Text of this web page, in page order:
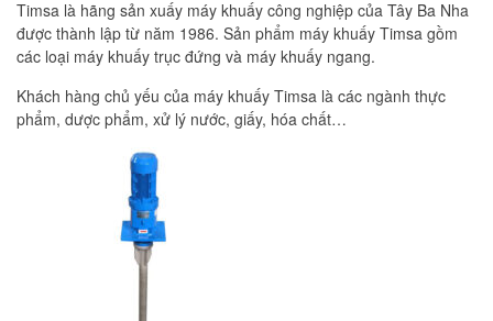
Timsa là hãng sản xuấy máy khuấy công nghiệp của Tây Ba Nha
được thành lập từ năm 1986. Sản phẩm máy khuấy Timsa gồm
các loại máy khuấy trục đứng và máy khuấy ngang.
Khách hàng chủ yếu của máy khuấy Timsa là các ngành thực
phẩm, dược phẩm, xử lý nước, giấy, hóa chất…